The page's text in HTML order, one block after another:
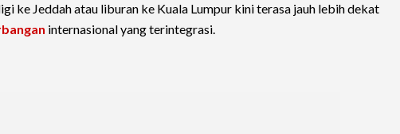
ke Jeddah atau liburan ke Kuala Lumpur kini terasa jauh lebih dekat
internasional yang terintegrasi.